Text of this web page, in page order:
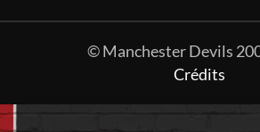
© Manchester Devils
Crédits